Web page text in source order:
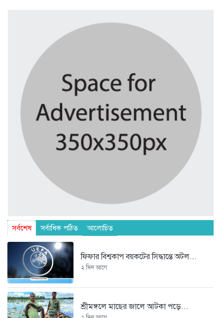
সর্বশেষ সর্বাধিক পঠিত আলোচিত
ফিফার বিশ্বকাপ বয়কটের সিদ্ধান্তে অটল...
২ দিন আগে
শ্রীমঙ্গলে মাছের জালে আটকা পড়ে...